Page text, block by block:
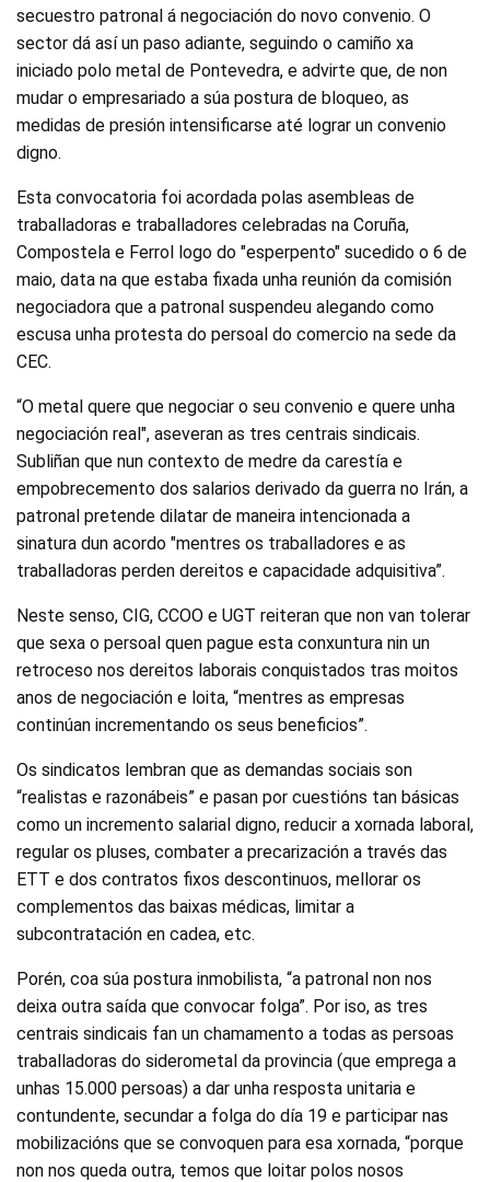
secuestro patronal á negociación do novo convenio. O
sector dá así un paso adiante, seguindo o camiño xa
iniciado polo metal de Pontevedra, e advirte que, de non
mudar o empresariado a súa postura de bloqueo, as
medidas de presión intensificarse até lograr un convenio
digno.
Esta convocatoria foi acordada polas asembleas de
traballadoras e traballadores celebradas na Coruña,
Compostela e Ferrol logo do "esperpento" sucedido o 6 de
maio, data na que estaba fixada unha reunión da comisión
negociadora que a patronal suspendeu alegando como
escusa unha protesta do persoal do comercio na sede da
CEC.
“O metal quere que negociar o seu convenio e quere unha
negociación real", aseveran as tres centrais sindicais.
Subliñan que nun contexto de medre da carestía e
empobrecemento dos salarios derivado da guerra no Irán, a
patronal pretende dilatar de maneira intencionada a
sinatura dun acordo "mentres os traballadores e as
traballadoras perden dereitos e capacidade adquisitiva”.
Neste senso, CIG, CCOO e UGT reiteran que non van tolerar
que sexa o persoal quen pague esta conxuntura nin un
retroceso nos dereitos laborais conquistados tras moitos
anos de negociación e loita, “mentres as empresas
continúan incrementando os seus beneficios”.
Os sindicatos lembran que as demandas sociais son
“realistas e razonábeis” e pasan por cuestións tan básicas
como un incremento salarial digno, reducir a xornada laboral,
regular os pluses, combater a precarización a través das
ETT e dos contratos fixos descontinuos, mellorar os
complementos das baixas médicas, limitar a
subcontratación en cadea, etc.
Porén, coa súa postura inmobilista, “a patronal non nos
deixa outra saída que convocar folga”. Por iso, as tres
centrais sindicais fan un chamamento a todas as persoas
traballadoras do siderometal da provincia (que emprega a
unhas 15.000 persoas) a dar unha resposta unitaria e
contundente, secundar a folga do día 19 e participar nas
mobilizacións que se convoquen para esa xornada, “porque
non nos queda outra, temos que loitar polos nosos